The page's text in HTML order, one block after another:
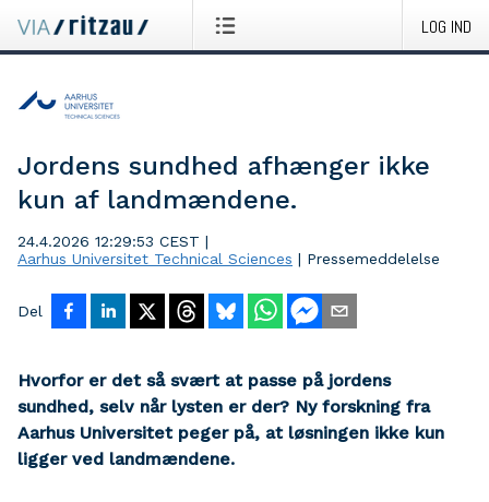
LOG IND
Jordens sundhed afhænger ikke
kun af landmændene.
24.4.2026 12:29:53 CEST |
Aarhus Universitet Technical Sciences | Pressemeddelelse
Del
Hvorfor er det så svært at passe på jordens
sundhed, selv når lysten er der? Ny forskning fra
Aarhus Universitet peger på, at løsningen ikke kun
ligger ved landmændene.